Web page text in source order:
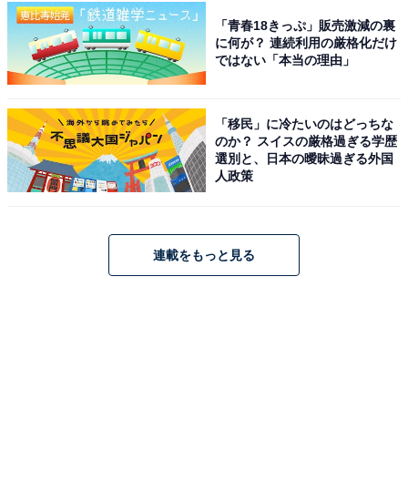
す。コロナ禍の最中も小規模新築マンションをコンスタ
ントに開発し続けたことや、テレワークによる居住条件
の変化といったさまざまな要因が重なったことも影響し
たようです。
＞10位までの全ランキング結果を見る
【おすすめ記事】
「青春18きっぷ」販売激減の裏
に何が？ 連続利用の厳格化だけ
ではない「本当の理由」
「移民」に冷たいのはどっちな
のか？ スイスの厳格過ぎる学歴
選別と、日本の曖昧過ぎる外国
人政策
連載をもっと見る